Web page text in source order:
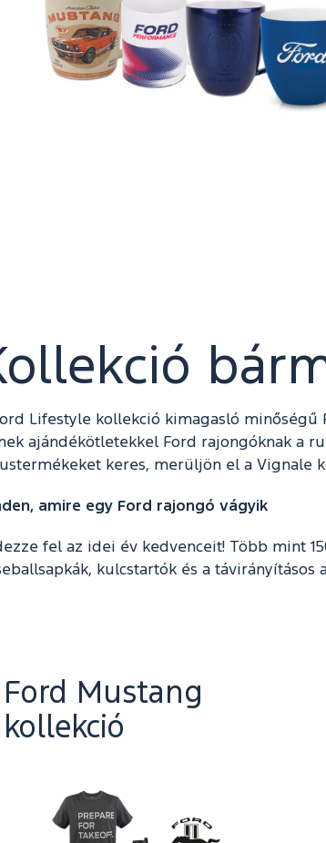
Lifestyle kollekció kimagasló minőségű
ajándékötletekkel Ford rajongóknak a
keres, merüljön el a Vignale
amire egy Ford rajongó vágyik
fel az idei év kedvenceit! Több mint
kulcstartók és a
Ford Mustang
kollekció